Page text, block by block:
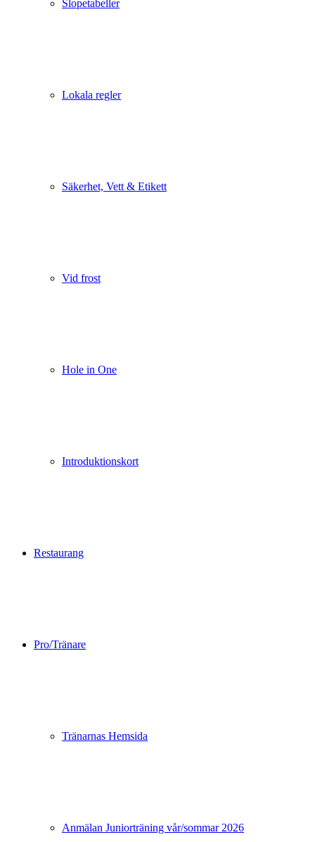
Slopetabeller
Lokala regler
Säkerhet, Vett & Etikett
Vid frost
Hole in One
Introduktionskort
Restaurang
Pro/Tränare
Tränarnas Hemsida
Anmälan Juniorträning vår/sommar 2026